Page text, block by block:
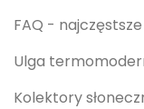
FAQ -
Ulga
Kolektory